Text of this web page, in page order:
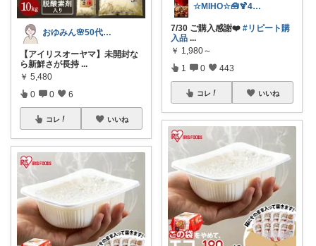
おゆみん🌸50代からの快適暮らし
【アイリスオーヤマ】未開封な
ら新鮮さが長持 ...
￥ 5,480
0 0 6
コレ いいね
☆MIHO☆🧰🍹4日感謝🍀
7/30 ご購入感謝❤️ #リピート購
入品 ...
￥ 1,980～
1 0 443
コレ いいね